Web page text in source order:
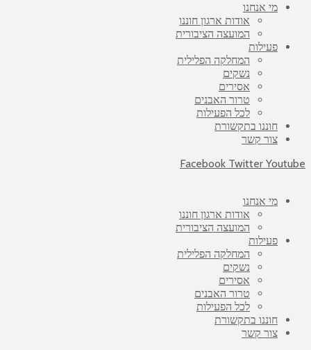
מי אנחנו
אודות ארגון חוננו
המועצה הציבורית
פעילות
המחלקה הפלילית
נשקים
אסירים
טרור האבנים
לכל הפעילות
חוננו בתקשורת
צור קשר
Facebook Twitter Youtube
מי אנחנו
אודות ארגון חוננו
המועצה הציבורית
פעילות
המחלקה הפלילית
נשקים
אסירים
טרור האבנים
לכל הפעילות
חוננו בתקשורת
צור קשר